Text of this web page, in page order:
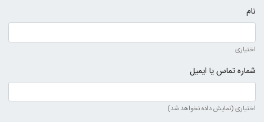
نام
اختیاری
شماره تماس یا ایمیل
اختیاری (نمایش داده نخواهد شد)